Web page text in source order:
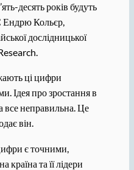
десять років будуть
Кольєр,
дослідницької
ці цифри
Ідея про зростання в
все неправильна. Це
він.
є точними,
країна та її лідери